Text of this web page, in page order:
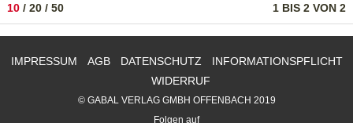
1 BIS 2 VON 2
10 / 20 / 50
IMPRESSUM AGB DATENSCHUTZ
INFORMATIONSPFLICHT
WIDERRUF
© GABAL VERLAG GMBH OFFENBACH 2019
Folgen auf